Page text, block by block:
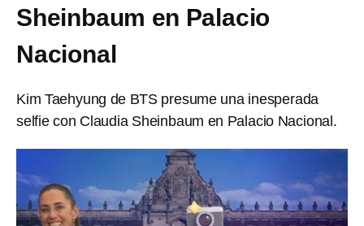
Sheinbaum en Palacio
Nacional
Kim Taehyung de BTS presume una inesperada
selfie con Claudia Sheinbaum en Palacio Nacional.